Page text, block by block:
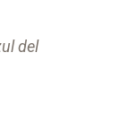
del